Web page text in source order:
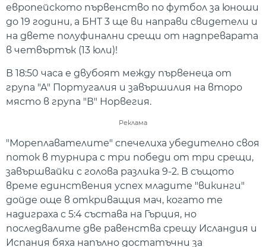
европейското първенство по футбол за юноши
до 19 години, а БНТ 3 ще ви направи свидетели и
на двете полуфинални срещи от надпреварата
в четвъртък (13 юли)!
В 18:50 часа е двубоят между първенеца от
група "А" Португалия и завършилия на второ
място в група "В" Норвегия.
Реклама
"Мореплавателите" спечелиха убедително своя
поток в турнира с три победи от три срещи,
завършвайки с голова разлика 9-2. В същото
време единствения успех младите "викинги"
дойде още в откриващия мач, когато те
надиграха с 5:4 състава на Гърция, но
последвалите две равенства срещу Исландия и
Испания бяха напълно достатъчни за